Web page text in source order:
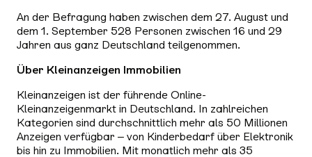
An der Befragung haben zwischen dem 27. August und
dem 1. September 528 Personen zwischen 16 und 29
Jahren aus ganz Deutschland teilgenommen.
Über Kleinanzeigen Immobilien
Kleinanzeigen ist der führende Online-
Kleinanzeigenmarkt in Deutschland. In zahlreichen
Kategorien sind durchschnittlich mehr als 50 Millionen
Anzeigen verfügbar – von Kinderbedarf über Elektronik
bis hin zu Immobilien. Mit monatlich mehr als 35